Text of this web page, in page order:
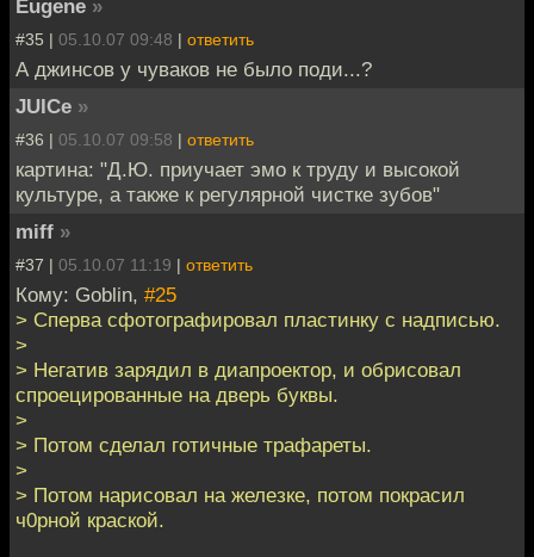
Eugene »
#35 | 05.10.07 09:48 | ответить
А джинсов у чуваков не было поди...?
JUICe »
#36 | 05.10.07 09:58 | ответить
картина: "Д.Ю. приучает эмо к труду и высокой
культуре, а также к регулярной чистке зубов"
miff »
#37 | 05.10.07 11:19 | ответить
Кому: Goblin, #25
> Сперва сфотографировал пластинку с надписью.
>
> Негатив зарядил в диапроектор, и обрисовал
спроецированные на дверь буквы.
>
> Потом сделал готичные трафареты.
>
> Потом нарисовал на железке, потом покрасил
ч0рной краской.